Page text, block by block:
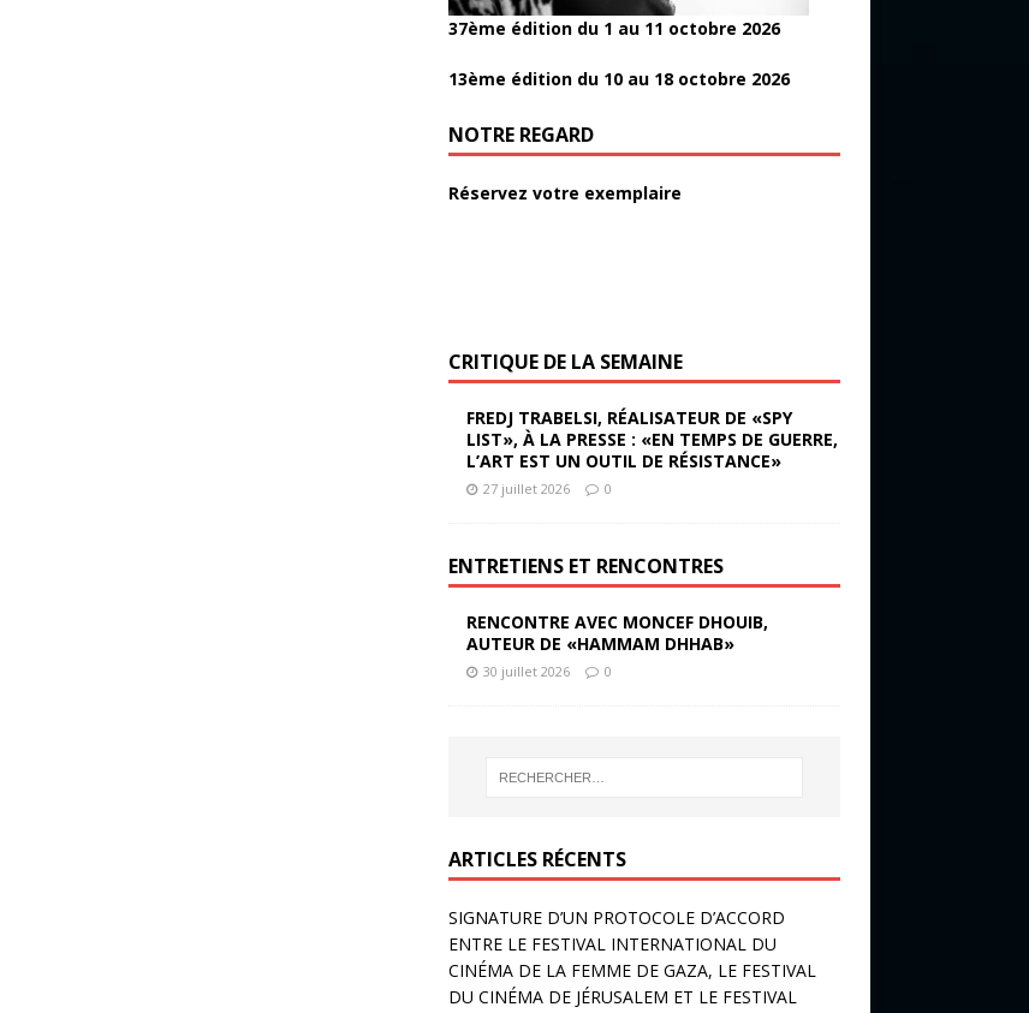
37ème édition du 1 au 11 octobre 2026
13ème édition du 10 au 18 octobre 2026
NOTRE REGARD
Réservez votre exemplaire
CRITIQUE DE LA SEMAINE
FREDJ TRABELSI, RÉALISATEUR DE «SPY
LIST», À LA PRESSE : «EN TEMPS DE GUERRE,
L’ART EST UN OUTIL DE RÉSISTANCE»
27 juillet 2026 0
ENTRETIENS ET RENCONTRES
RENCONTRE AVEC MONCEF DHOUIB,
AUTEUR DE «HAMMAM DHHAB»
30 juillet 2026 0
ARTICLES RÉCENTS
SIGNATURE D’UN PROTOCOLE D’ACCORD
ENTRE LE FESTIVAL INTERNATIONAL DU
CINÉMA DE LA FEMME DE GAZA, LE FESTIVAL
DU CINÉMA DE JÉRUSALEM ET LE FESTIVAL